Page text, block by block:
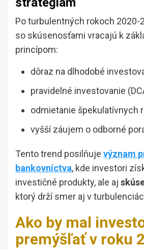
Po turbulentných rokoch 2020-
so skúsenosťami vracajú k
princípom:
dôraz na dlhodobé
pravidelné investovanie
odmietanie špekulatívnych
vyšší záujem o odborné
Tento trend posilňuje význam
bankovníctva, kde investori
investičné produkty, ale aj
ktorý drží smer aj v
Ako by mal
premýšľať v roku